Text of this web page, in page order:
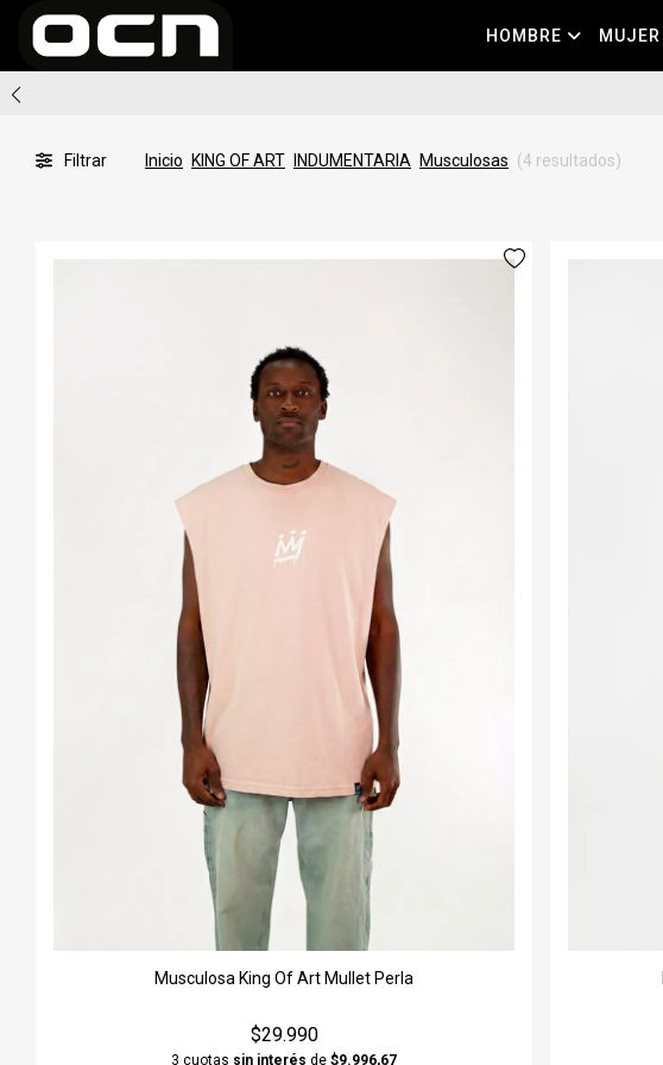
HOMBRE MUJER
Filtrar Inicio KING OF ART INDUMENTARIA Musculosas (4 resultados)
Musculosa King Of Art Mullet Perla
$29.990
3 cuotas sin interés de $9.996,67